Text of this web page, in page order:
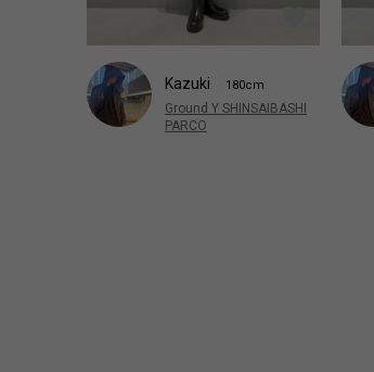
Kazuki 180cm
Ground Y SHINSAIBASHI
PARCO